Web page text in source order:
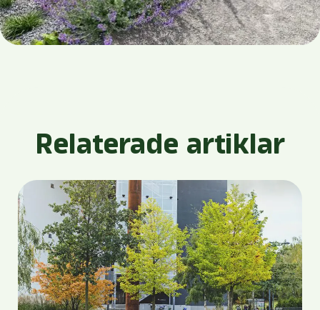
Relaterade artiklar